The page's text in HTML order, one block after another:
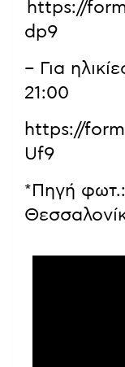
https://
dp9
– Για
21:00
https://
Uf9
*Πηγή φωτ.: